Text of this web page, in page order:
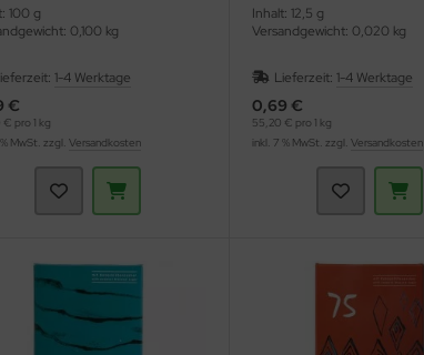
100 g
0,100 kg
1-4 Werktage
€
pro 1 kg
% MwSt. zzgl.Versandkosten
Inhalt: 12,5 g
Versandgewicht: 0,020 kg
Lieferzeit: 1-4 Werktage
0,69 €
55,20 € pro 1 kg
inkl. 7 % MwSt. zzgl. Versandkosten